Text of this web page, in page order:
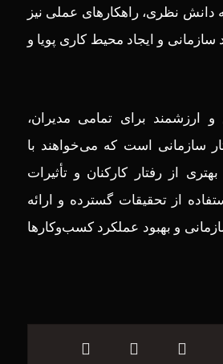
دانش نظری، راهکارهای عملی نیز
سازمانی و ایجاد محیط کاری پویا و
ارزشمند برای تمامی مدیران،
سازمانی است که می‌خواهند با
از رفتار کارکنان و تأثیرات
از تحقیقات گسترده و ارائه
و بهبود عملکرد کسب‌وکارها